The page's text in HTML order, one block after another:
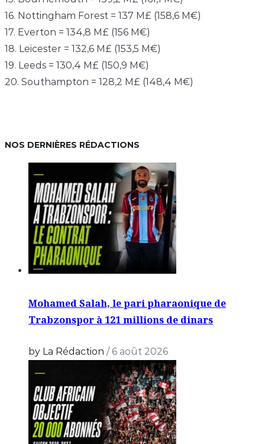
16. Nottingham Forest = 137 M£ (158,6 M€)
17. Everton = 134,8 M£ (156 M€)
18. Leicester = 132,6 M£ (153,5 M€)
19. Leeds = 130,4 M£ (150,9 M€)
20. Southampton = 128,2 M£ (148,4 M€)
NOS DERNIÈRES RÉDACTIONS
Mohamed Salah, le pari pharaonique de
Trabzonspor à 121 millions de dinars
by La Rédaction / 6 août 2026